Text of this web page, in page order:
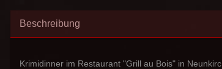
Beschreibung
Krimidinner im Restaurant "Grill au Bois" in